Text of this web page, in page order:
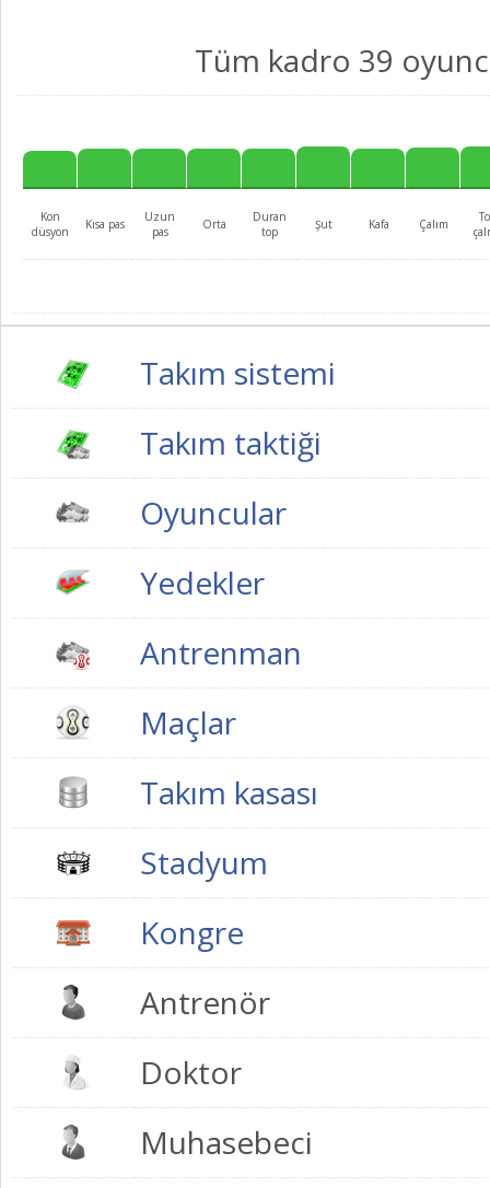
Tüm kadro 39
Kon
düsyon
Kısa pas
Uzun
pas
Orta
Duran
top
Şut Kafa Çalım
Takım sistemi
Takım taktiği
Oyuncular
Yedekler
Antrenman
Maçlar
Takım kasası
Stadyum
Kongre
Antrenör
Doktor
Muhasebeci